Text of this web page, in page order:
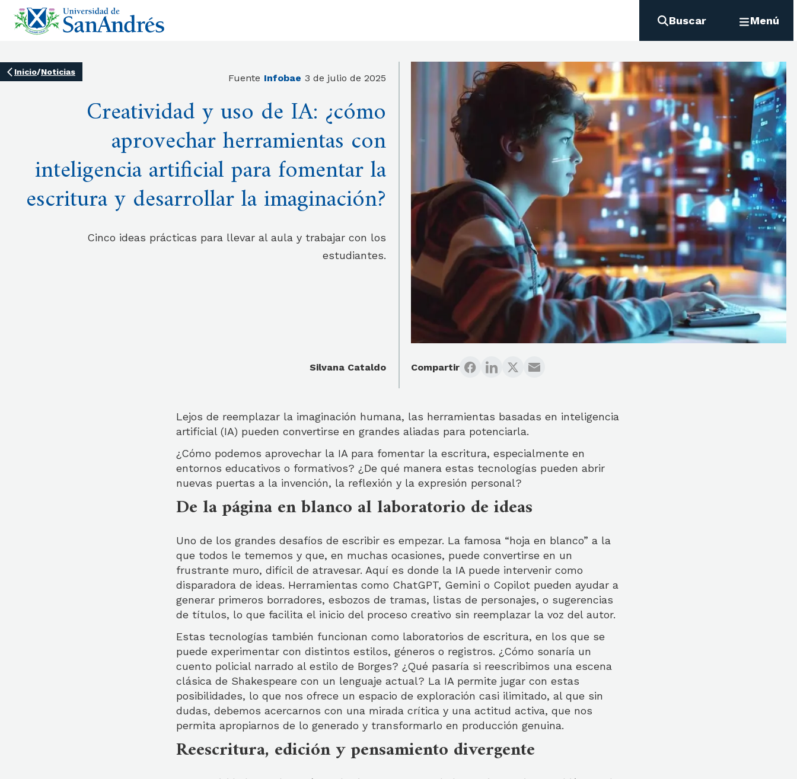
Buscar Menú
Inicio/Noticias
Fuente Infobae 3 de julio de 2025
Creatividad y uso de IA: ¿cómo
aprovechar herramientas con
inteligencia artificial para fomentar la
escritura y desarrollar la imaginación?
Cinco ideas prácticas para llevar al aula y trabajar con los
estudiantes.
Silvana Cataldo Compartir
Lejos de reemplazar la imaginación humana, las herramientas basadas en inteligencia
artificial (IA) pueden convertirse en grandes aliadas para potenciarla.
¿Cómo podemos aprovechar la IA para fomentar la escritura, especialmente en
entornos educativos o formativos? ¿De qué manera estas tecnologías pueden abrir
nuevas puertas a la invención, la reflexión y la expresión personal?
De la página en blanco al laboratorio de ideas
Uno de los grandes desafíos de escribir es empezar. La famosa “hoja en blanco” a la
que todos le tememos y que, en muchas ocasiones, puede convertirse en un
frustrante muro, difícil de atravesar. Aquí es donde la IA puede intervenir como
disparadora de ideas. Herramientas como ChatGPT, Gemini o Copilot pueden ayudar a
generar primeros borradores, esbozos de tramas, listas de personajes, o sugerencias
de títulos, lo que facilita el inicio del proceso creativo sin reemplazar la voz del autor.
Estas tecnologías también funcionan como laboratorios de escritura, en los que se
puede experimentar con distintos estilos, géneros o registros. ¿Cómo sonaría un
cuento policial narrado al estilo de Borges? ¿Qué pasaría si reescribimos una escena
clásica de Shakespeare con un lenguaje actual? La IA permite jugar con estas
posibilidades, lo que nos ofrece un espacio de exploración casi ilimitado, al que sin
dudas, debemos acercarnos con una mirada crítica y una actitud activa, que nos
permita apropiarnos de lo generado y transformarlo en producción genuina.
Reescritura, edición y pensamiento divergente